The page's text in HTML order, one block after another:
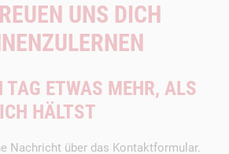
UNS DICH
TAG ETWAS MEHR, ALS
HÄLTST
Nachricht über das Kontaktformular.